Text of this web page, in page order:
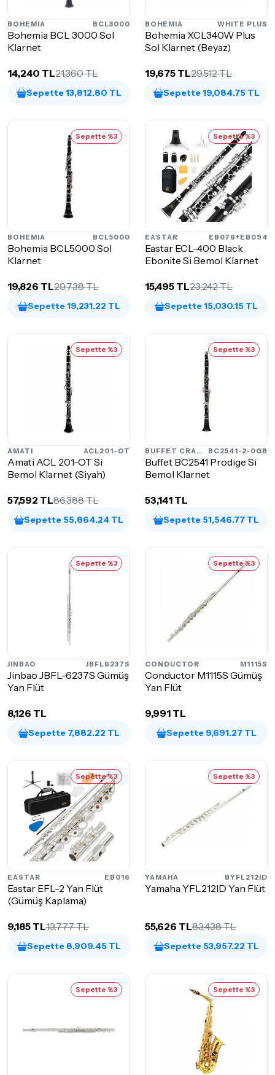
BOHEMIA BCL3000
Bohemia BCL 3000 Sol
Klarnet
14,240 TL21,360 TL
Sepette 13,812.80 TL
BOHEMIA WHITE PLUS
Bohemia XCL340W Plus
Sol Klarnet (Beyaz)
19,675 TL29,512 TL
Sepette 19,084.75 TL
Sepette %3
BOHEMIA BCL5000
Bohemia BCL5000 Sol
Klarnet
19,826 TL29,738 TL
Sepette 19,231.22 TL
Sepette %3
EASTAR EB076+EB094
Eastar ECL-400 Black
Ebonite Si Bemol Klarnet
15,495 TL23,242 TL
Sepette 15,030.15 TL
Sepette %3
AMATI ACL201-OT
Amati ACL 201-OT Si
Bemol Klarnet (Siyah)
57,592 TL86,388 TL
Sepette 55,864.24 TL
Sepette %3
BUFFET CRAMPON BC2541-2-0GB
Buffet BC2541 Prodige Si
Bemol Klarnet
53,141 TL
Sepette 51,546.77 TL
Sepette %3
JINBAO JBFL6237S
Jinbao JBFL-6237S Gümüş
Yan Flüt
8,126 TL
Sepette 7,882.22 TL
Sepette %3
CONDUCTOR M1115S
Conductor M1115S Gümüş
Yan Flüt
9,991 TL
Sepette 9,691.27 TL
Sepette %3
EASTAR EB016
Eastar EFL-2 Yan Flüt
(Gümüş Kaplama)
9,185 TL13,777 TL
Sepette 8,909.45 TL
Sepette %3
YAMAHA BYFL212ID
Yamaha YFL212ID Yan Flüt
55,626 TL83,438 TL
Sepette 53,957.22 TL
Sepette %3 Sepette %3